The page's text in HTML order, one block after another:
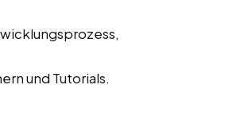
und Tutorials.